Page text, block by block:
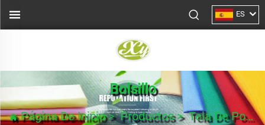
ES
Bolsillo
Página De Inicio>Productos>Tela De Poplín